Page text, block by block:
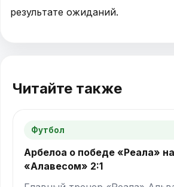
результате ожиданий.
Читайте также
Футбол
Арбелоа о победе «Реала»
«Алавесом» 2:1